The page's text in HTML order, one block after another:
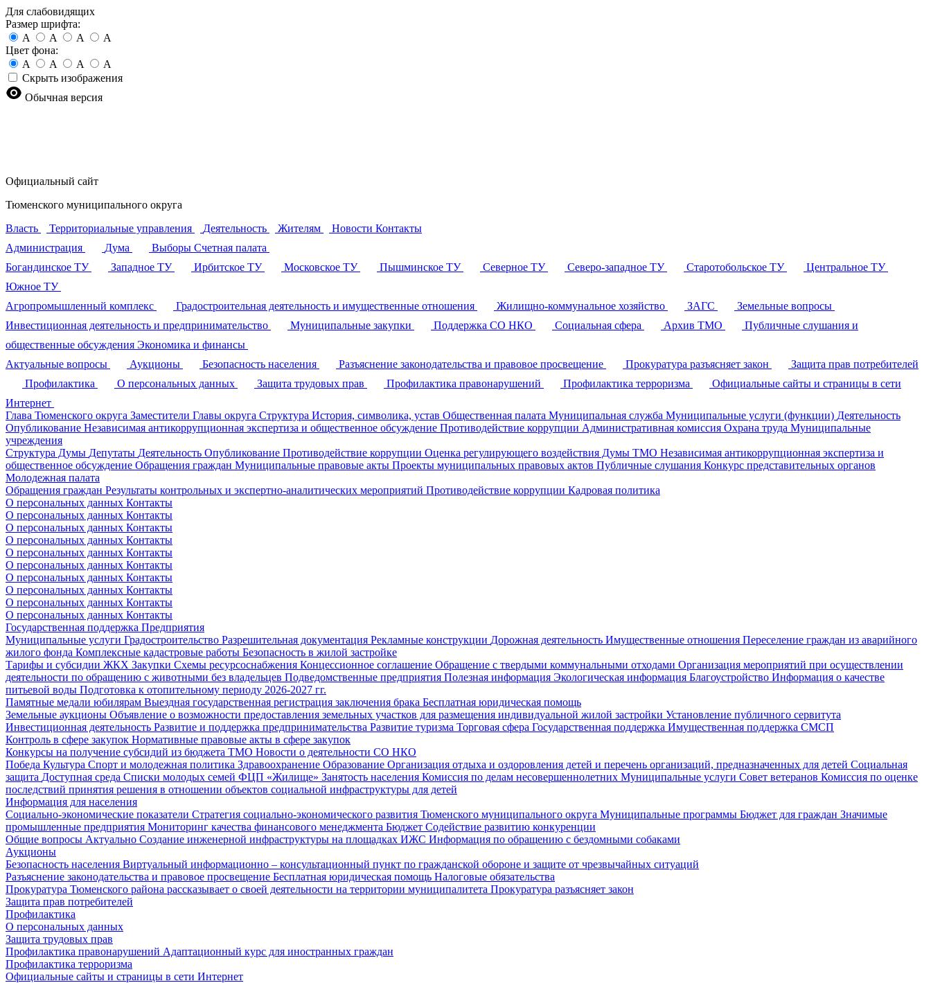
Для слабовидящих
Размер шрифта:
A
A A
A
Цвет фона:
A
A A
A
Скрыть изображения
Обычная версия
Официальный сайт
Тюменского муниципального округа
Власть
Территориальные управления Деятельность Жителям Новости Контакты
Администрация
Дума Выборы Счетная палата
Богандинское ТУ
Западное ТУ Ирбитское ТУ Московское ТУ Пышминское ТУ Северное ТУ Северо-западное ТУ Старотобольское ТУ
Центральное ТУ
Южное ТУ
Агропромышленный комплекс
Градостроительная деятельность и имущественные отношения Жилищно-коммунальное хозяйство ЗАГС
Земельные вопросы
Инвестиционная деятельность и предпринимательство
Муниципальные закупки Поддержка СО НКО Социальная сфера Архив ТМО
Публичные слушания и
общественные обсуждения Экономика и финансы
Актуальные вопросы
Аукционы Безопасность населения Разъяснение законодательства и правовое просвещение Прокуратура разъясняет закон
Защита прав потребителей
Профилактика
О персональных данных Защита трудовых прав Профилактика правонарушений Профилактика терроризма
Официальные сайты и страницы в сети
Интернет
Глава Тюменского округа Заместители Главы округа Структура История, символика, устав Общественная палата Муниципальная служба Муниципальные услуги (функции) Деятельность
Опубликование Независимая антикоррупционная экспертиза и общественное обсуждение Противодействие коррупции Административная комиссия Охрана труда Муниципальные
учреждения
Структура Думы Депутаты Деятельность Опубликование Противодействие коррупции Оценка регулирующего воздействия Думы ТМО Независимая антикоррупционная экспертиза и
общественное обсуждение Обращения граждан Муниципальные правовые акты Проекты муниципальных правовых актов Публичные слушания Конкурс представительных органов
Молодежная палата
Обращения граждан Результаты контрольных и экспертно-аналитических мероприятий Противодействие коррупции Кадровая политика
О персональных данных Контакты
О персональных данных Контакты
О персональных данных Контакты
О персональных данных Контакты
О персональных данных Контакты
О персональных данных Контакты
О персональных данных Контакты
О персональных данных Контакты
О персональных данных Контакты
О персональных данных Контакты
Государственная поддержка Предприятия
Муниципальные услуги Градостроительство Разрешительная документация Рекламные конструкции Дорожная деятельность Имущественные отношения Переселение граждан из аварийного
жилого фонда Комплексные кадастровые работы Безопасность в жилой застройке
Тарифы и субсидии ЖКХ Закупки Схемы ресурсоснабжения Концессионное соглашение Обращение с твердыми коммунальными отходами Организация мероприятий при осуществлении
деятельности по обращению с животными без владельцев Подведомственные предприятия Полезная информация Экологическая информация Благоустройство Информация о качестве
питьевой воды Подготовка к отопительному периоду 2026-2027 гг.
Памятные медали юбилярам Выездная государственная регистрация заключения брака Бесплатная юридическая помощь
Земельные аукционы Объявление о возможности предоставления земельных участков для размещения индивидуальной жилой застройки Установление публичного сервитута
Инвестиционная деятельность Развитие и поддержка предпринимательства Развитие туризма Торговая сфера Государственная поддержка Имущественная поддержка СМСП
Контроль в сфере закупок Нормативные правовые акты в сфере закупок
Конкурсы на получение субсидий из бюджета ТМО Новости о деятельности СО НКО
Победа Культура Спорт и молодежная политика Здравоохранение Образование Организация отдыха и оздоровления детей и перечень организаций, предназначенных для детей Социальная
защита Доступная среда Списки молодых семей ФЦП «Жилище» Занятость населения Комиссия по делам несовершеннолетних Муниципальные услуги Совет ветеранов Комиссия по оценке
последствий принятия решения в отношении объектов социальной инфраструктуры для детей
Информация для населения
Социально-экономические показатели Стратегия социально-экономического развития Тюменского муниципального округа Муниципальные программы Бюджет для граждан Значимые
промышленные предприятия Мониторинг качества финансового менеджмента Бюджет Содействие развитию конкуренции
Общие вопросы Актуально Создание инженерной инфраструктуры на площадках ИЖС Информация по обращению с бездомными собаками
Аукционы
Безопасность населения Виртуальный информационно – консультационный пункт по гражданской обороне и защите от чрезвычайных ситуаций
Разъяснение законодательства и правовое просвещение Бесплатная юридическая помощь Налоговые обязательства
Прокуратура Тюменского района рассказывает о своей деятельности на территории муниципалитета Прокуратура разъясняет закон
Защита прав потребителей
Профилактика
О персональных данных
Защита трудовых прав
Профилактика правонарушений Адаптационный курс для иностранных граждан
Профилактика терроризма
Официальные сайты и страницы в сети Интернет